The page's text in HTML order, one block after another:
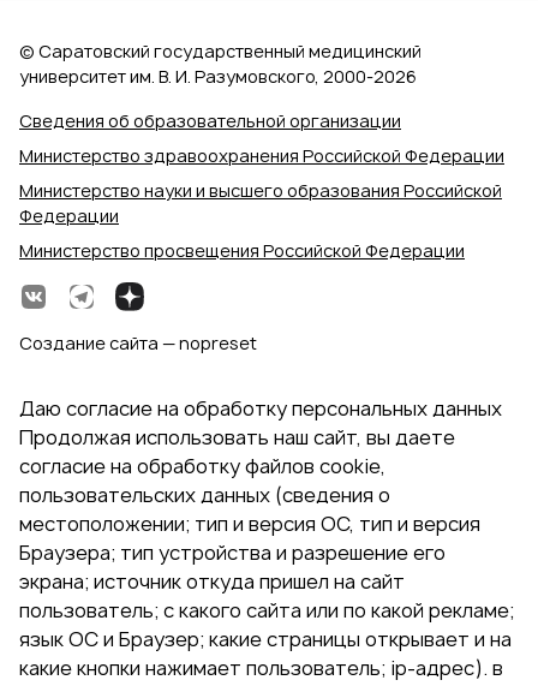
Сведения об образовательной организации
Министерство здравоохранения Российской Федерации
Министерство науки и высшего образования Российской
Федерации
Министерство просвещения Российской Федерации
© Саратовский государственный медицинский
университет им. В. И. Разумовского, 2000‑2026
Создание сайта — nopreset
Даю согласие на обработку персональных данных
Продолжая использовать наш сайт, вы даете
согласие на обработку файлов cookie,
пользовательских данных (сведения о
местоположении; тип и версия ОС, тип и версия
Браузера; тип устройства и разрешение его
экрана; источник откуда пришел на сайт
пользователь; с какого сайта или по какой рекламе;
язык ОС и Браузер; какие страницы открывает и на
какие кнопки нажимает пользователь; ip-адрес). в